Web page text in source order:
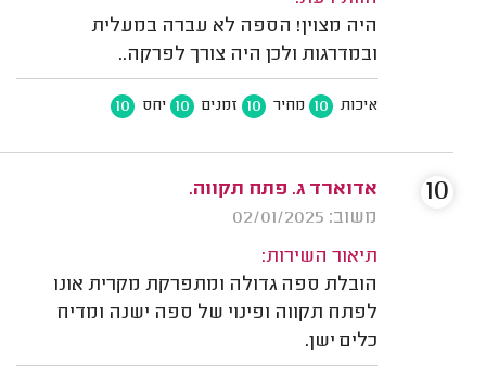
היה מצוין! הספה לא עברה במעלית
ובמדרגות ולכן היה צורך לפרקה..
איכות 10 מחיר 10 זמנים 10 יחס 10
אדוארד ג. פתח תקווה.
משוב: 02/01/2025
תיאור השירות:
הובלת ספה גדולה ומתפרקת מקרית אונו
לפתח תקווה ופינוי של ספה ישנה ומדיח
כלים ישן.
10